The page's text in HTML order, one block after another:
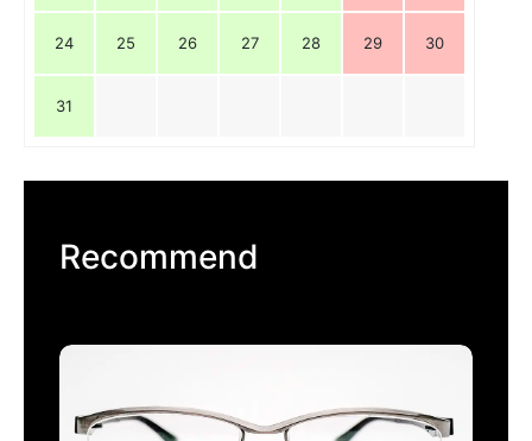
24 25 26 27 28 29 30
31
Recommend